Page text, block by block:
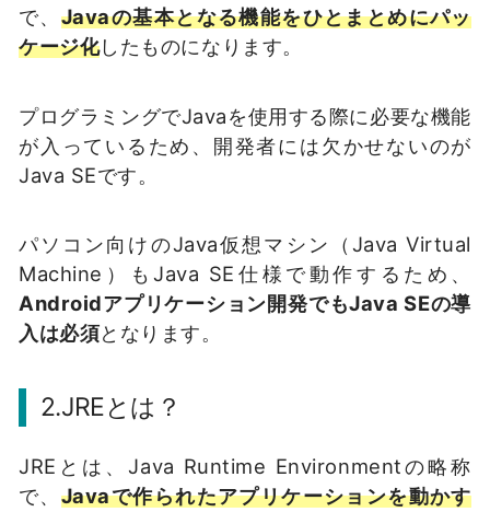
で、 Javaの基本となる機能をひとまとめにパッ
ケージ化したものになります。
プログラミングでJavaを使用する際に必要な機能
が入っているため、開発者には欠かせないのが
Java SEです。
パソコン向けのJava仮想マシン（Java Virtual
Machine）もJava SE仕様で動作するため、
Androidアプリケーション開発でもJava SEの導
入は必須となります。
2.JREとは？
JREとは、Java Runtime Environmentの略称
で、 Javaで作られたアプリケーションを動かす